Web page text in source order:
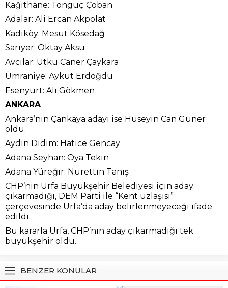
Kağıthane: Tonguç Çoban
Adalar: Ali Ercan Akpolat
Kadıköy: Mesut Kösedağ
Sarıyer: Oktay Aksu
Avcılar: Utku Caner Çaykara
Ümraniye: Aykut Erdoğdu
Esenyurt: Ali Gökmen
ANKARA
Ankara’nın Çankaya adayı ise Hüseyin Can Güner
oldu.
Aydın Didim: Hatice Gencay
Adana Seyhan: Oya Tekin
Adana Yüreğir: Nurettin Tanış
CHP’nin Urfa Büyükşehir Belediyesi için aday
çıkarmadığı, DEM Parti ile “Kent uzlaşısı”
çerçevesinde Urfa’da aday belirlenmeyeceği ifade
edildi.
Bu kararla Urfa, CHP’nin aday çıkarmadığı tek
büyükşehir oldu.
BENZER KONULAR